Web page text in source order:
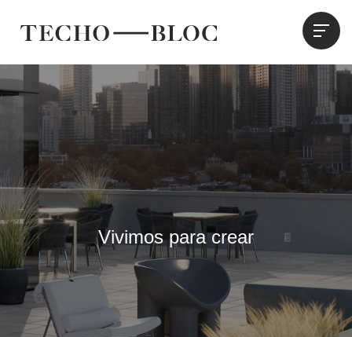
Vivimos para crear